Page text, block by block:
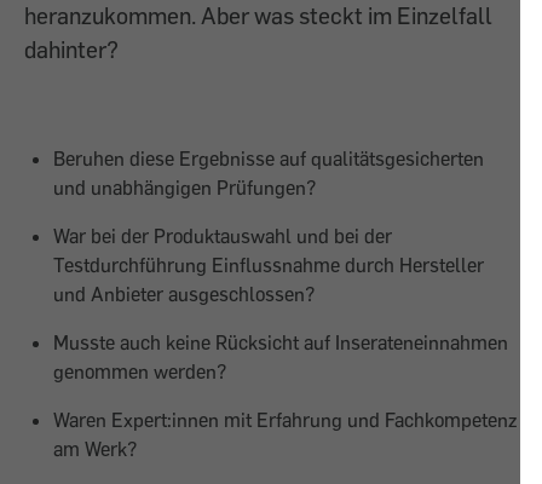
heranzukommen. Aber was steckt im Einzelfall
dahinter?
Beruhen diese Ergebnisse auf qualitätsgesicherten
und unabhängigen Prüfungen?
War bei der Produktauswahl und bei der
Testdurchführung Einflussnahme durch Hersteller
und Anbieter ausgeschlossen?
Musste auch keine Rücksicht auf Inserateneinnahmen
genommen werden?
Waren Expert:innen mit Erfahrung und Fachkompetenz
am Werk?